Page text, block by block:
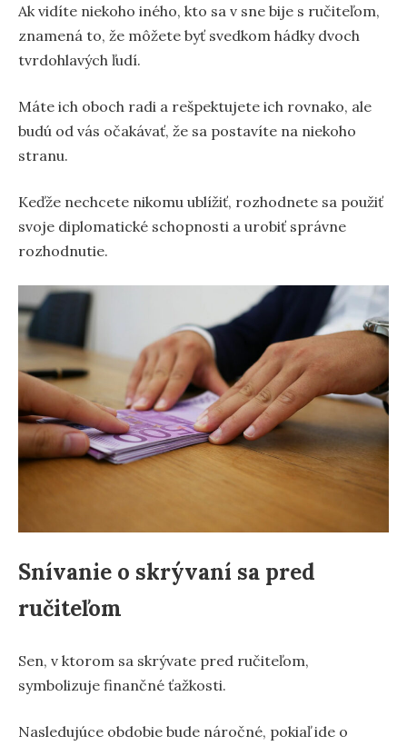
Ak vidíte niekoho iného, kto sa v sne bije s ručiteľom,
znamená to, že môžete byť svedkom hádky dvoch
tvrdohlavých ľudí.
Máte ich oboch radi a rešpektujete ich rovnako, ale
budú od vás očakávať, že sa postavíte na niekoho
stranu.
Keďže nechcete nikomu ublížiť, rozhodnete sa použiť
svoje diplomatické schopnosti a urobiť správne
rozhodnutie.
Snívanie o skrývaní sa pred
ručiteľom
Sen, v ktorom sa skrývate pred ručiteľom,
symbolizuje finančné ťažkosti.
Nasledujúce obdobie bude náročné, pokiaľ ide o